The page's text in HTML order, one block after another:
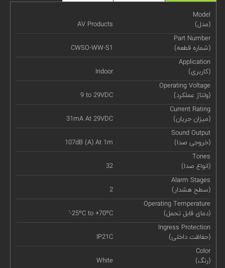
Model
(مدل)
AV Products
Part Number
(شماره قطعه)
CWSO-WW-S1
Application
(کاربری)
Indoor
Operating Voltage
(ولتاژ عملکرد)
9 to 29VDC
Current Rating
(میزان جریان)
31mA At 29VDC
Sound Output
(خروجی صدا)
107dB (A) At 1m
Tones
(انواع صدا)
32
Alarm Stages
(سطح هشدار)
2
Operating Temperature
(دمای قابل تحمل)
'-25ºC to +70ºC
Ingress Protection
(حفاظت داخلی)
IP21C
Color
(رنگ)
White